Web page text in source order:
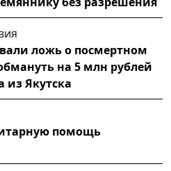
ложь о посмертном
на 5 млн рублей
из Якутска
помощь